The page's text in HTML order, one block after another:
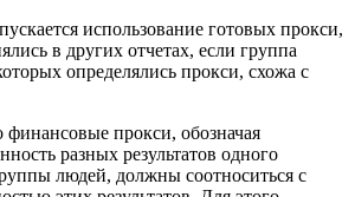
использование готовых прокси,
в других отчетах, если группа
определялись прокси, схожа с
прокси, обозначая
разных результатов одного
людей, должны соотноситься с